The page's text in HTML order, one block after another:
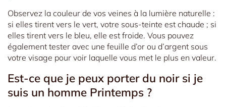
Observez la couleur de vos veines à la lumière naturelle :
si elles tirent vers le vert, votre sous-teinte est chaude ; si
elles tirent vers le bleu, elle est froide. Vous pouvez
également tester avec une feuille d’or ou d’argent sous
votre visage pour voir laquelle vous met le plus en valeur.
Est-ce que je peux porter du noir si je
suis un homme Printemps ?